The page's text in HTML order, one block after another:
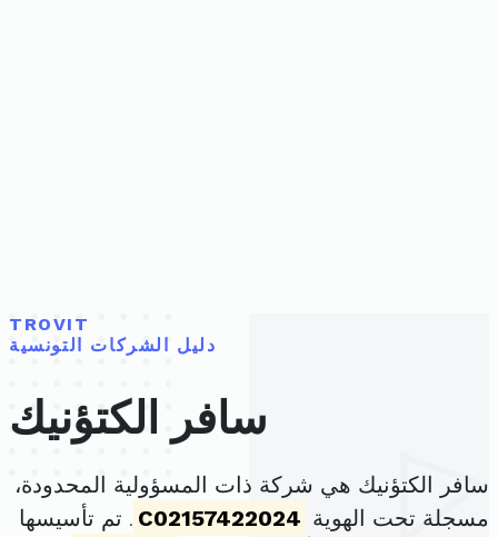
TROVIT
دليل الشركات التونسية
سافر الكتؤنيك
سافر الكتؤنيك هي شركة ذات المسؤولية المحدودة،
مسجلة تحت الهوية C02157422024 . تم تأسيسها